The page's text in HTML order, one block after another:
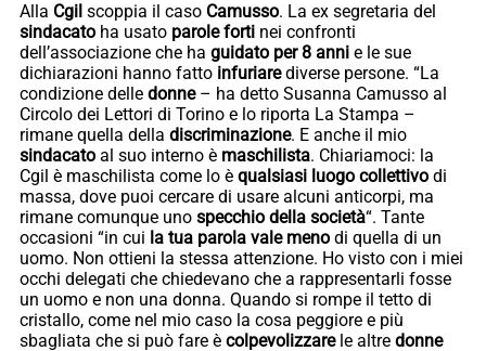
Alla Cgil scoppia il caso Camusso. La ex segretaria del
sindacato ha usato parole forti nei confronti
dell’associazione che ha guidato per 8 anni e le sue
dichiarazioni hanno fatto infuriarediverse persone. “La
condizione delle donne – ha detto Susanna Camusso al
Circolo dei Lettori di Torino e lo riporta La Stampa –
rimane quella della discriminazione. E anche il mio
sindacato al suo interno è maschilista. Chiariamoci: la
Cgil è maschilista come lo è qualsiasi luogo collettivo di
massa, dove puoi cercare di usare alcuni anticorpi, ma
rimane comunque uno specchio della società“. Tante
occasioni “in cui la tua parola vale meno di quella di un
uomo. Non ottieni la stessa attenzione. Ho visto con i miei
occhi delegati che chiedevano che a rappresentarli fosse
un uomo e non una donna. Quando si rompe il tetto di
cristallo, come nel mio caso la cosa peggiore e più
sbagliata che si può fare è colpevolizzare le altre donne